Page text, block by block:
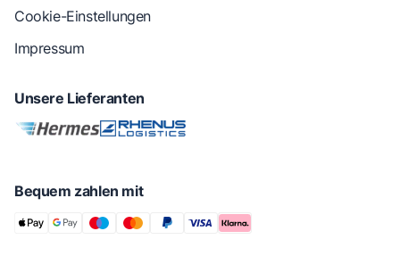
Cookie-Einstellungen
Impressum
Unsere Lieferanten
Bequem zahlen mit